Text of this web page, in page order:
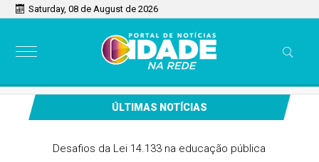
Saturday, 08 de August de 2026
ÚLTIMAS NOTÍCIAS
CONITEC abre consulta para Hipertensão Arterial Pulmonar